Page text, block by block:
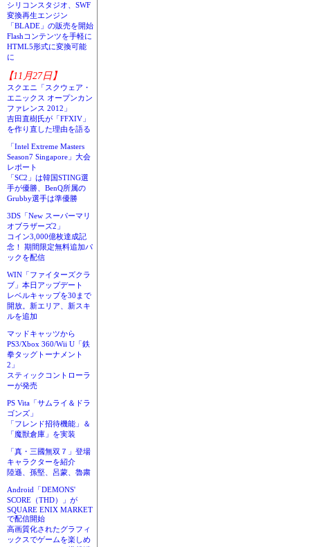
シリコンスタジオ、SWF
変換再生エンジン
「BLADE」の販売を開始
Flashコンテンツを手軽に
HTML5形式に変換可能
に
【11月27日】
スクエニ「スクウェア・
エニックス オープンカン
ファレンス 2012」
吉田直樹氏が「FFXIV」
を作り直した理由を語る
「Intel Extreme Masters
Season7 Singapore」大会
レポート
「SC2」は韓国STING選
手が優勝、BenQ所属の
Grubby選手は準優勝
3DS「New スーパーマリ
オブラザーズ2」
コイン3,000億枚達成記
念！ 期間限定無料追加パ
ックを配信
WIN「ファイターズクラ
ブ」本日アップデート
レベルキャップを30まで
開放。新エリア、新スキ
ルを追加
マッドキャッツから
PS3/Xbox 360/Wii U「鉄
拳タッグトーナメント
2」
スティックコントローラ
ーが発売
PS Vita「サムライ＆ドラ
ゴンズ」
「フレンド招待機能」＆
「魔獣倉庫」を実装
「真・三國無双７」登場
キャラクターを紹介
陸遜、孫堅、呂蒙、魯粛
Android「DEMONS'
SCORE（THD）」が
SQUARE ENIX MARKET
で配信開始
高画質化されたグラフィ
ックスでゲームを楽しめ